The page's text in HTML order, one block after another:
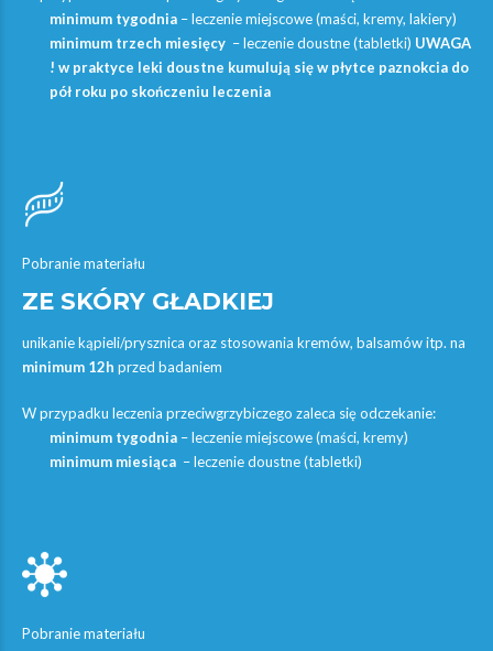
minimum tygodnia – leczenie miejscowe (maści, kremy, lakiery)
minimum trzech miesięcy – leczenie doustne (tabletki) UWAGA
! w praktyce leki doustne kumulują się w płytce paznokcia do
pół roku po skończeniu leczenia
Pobranie materiału
ZE SKÓRY GŁADKIEJ
unikanie kąpieli/prysznica oraz stosowania kremów, balsamów itp. na
minimum 12h przed badaniem
W przypadku leczenia przeciwgrzybiczego zaleca się odczekanie:
minimum tygodnia – leczenie miejscowe (maści, kremy)
minimum miesiąca – leczenie doustne (tabletki)
Pobranie materiału